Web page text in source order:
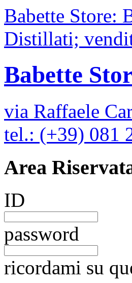
Babette Store:
Distillati;
Babette
via Raffaele
tel.: (+39) 081
Area
ID
password
ricordami su